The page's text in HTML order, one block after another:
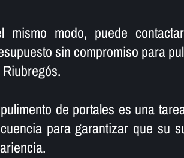
mismo modo, puede
sin compromiso para
de portales es una
para garantizar que su